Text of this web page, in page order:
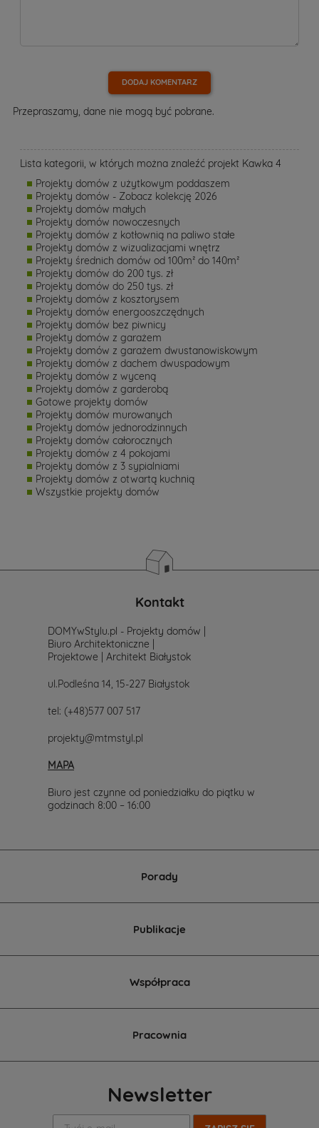
DODAJ KOMENTARZ
Przepraszamy, dane nie mogą być pobrane.
Lista kategorii, w których można znaleźć projekt Kawka 4
Projekty domów z użytkowym poddaszem
Projekty domów - Zobacz kolekcję 2026
Projekty domów małych
Projekty domów nowoczesnych
Projekty domów z kotłownią na paliwo stałe
Projekty domów z wizualizacjami wnętrz
Projekty średnich domów od 100m² do 140m²
Projekty domów do 200 tys. zł
Projekty domów do 250 tys. zł
Projekty domów z kosztorysem
Projekty domów energooszczędnych
Projekty domów bez piwnicy
Projekty domów z garażem
Projekty domów z garażem dwustanowiskowym
Projekty domów z dachem dwuspadowym
Projekty domów z wyceną
Projekty domów z garderobą
Gotowe projekty domów
Projekty domów murowanych
Projekty domów jednorodzinnych
Projekty domów całorocznych
Projekty domów z 4 pokojami
Projekty domów z 3 sypialniami
Projekty domów z otwartą kuchnią
Wszystkie projekty domów
Kontakt
DOMYwStylu.pl - Projekty domów |
Biuro Architektoniczne |
Projektowe | Architekt Białystok
ul.Podleśna 14, 15-227 Białystok
tel: (+48)577 007 517
projekty@mtmstyl.pl
MAPA
Biuro jest czynne od poniedziałku do piątku w
godzinach 8:00 – 16:00
Porady
Publikacje
Współpraca
Pracownia
Newsletter